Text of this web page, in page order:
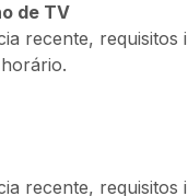
de TV
recente, requisitos
recente, requisitos